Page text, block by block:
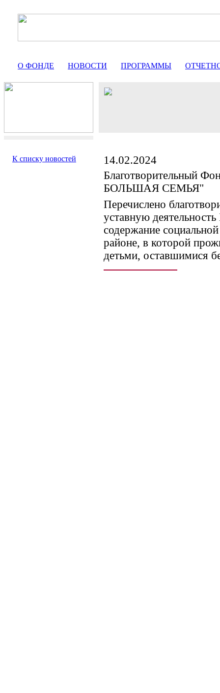
О ФОНДЕ НОВОСТИ ПРОГРАММЫ
К списку новостей
14.02.2024
Благотворительный
БОЛЬШАЯ СЕМЬЯ"
Перечислено
уставную
содержание
районе, в которой
детьми, оставшимися